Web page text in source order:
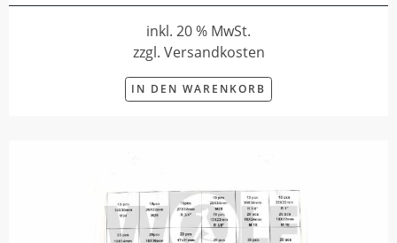
inkl. 20 % MwSt.
zzgl. Versandkosten
IN DEN WARENKORB